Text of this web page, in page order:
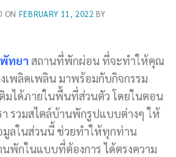
ON FEBRUARY 11, 2022 BY
ทยา สถานที่พักผ่อน ที่จะทำให้คุณ
เพลิดเพลิน มาพร้อมกับกิจกรรม
มได้ภายในพื้นที่ส่วนตัว โดยในตอน
า รวมสไตล์บ้านพักรูปแบบต่างๆ ให้
มูลในส่วนนี้ ช่วยทำให้ทุกท่าน
พักในแบบที่ต้องการ ได้ตรงความ